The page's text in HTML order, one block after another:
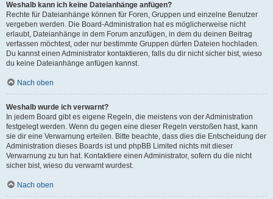
Weshalb kann ich keine Dateianhänge anfügen?
Rechte für Dateianhänge können für Foren, Gruppen und einzelne Benutzer
vergeben werden. Die Board-Administration hat es möglicherweise nicht
erlaubt, Dateianhänge in dem Forum anzufügen, in dem du deinen Beitrag
verfassen möchtest, oder nur bestimmte Gruppen dürfen Dateien hochladen.
Du kannst einen Administrator kontaktieren, falls du dir nicht sicher bist, wieso
du keine Dateianhänge anfügen kannst.
Nach oben
Weshalb wurde ich verwarnt?
In jedem Board gibt es eigene Regeln, die meistens von der Administration
festgelegt werden. Wenn du gegen eine dieser Regeln verstoßen hast, kann
sie dir eine Verwarnung erteilen. Bitte beachte, dass dies die Entscheidung der
Administration dieses Boards ist und phpBB Limited nichts mit dieser
Verwarnung zu tun hat. Kontaktiere einen Administrator, sofern du die nicht
sicher bist, wieso du verwarnt wurdest.
Nach oben